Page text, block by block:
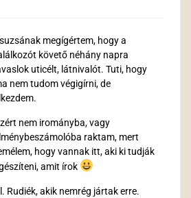
megígértem, hogy a
követő néhány napra
uticélt, látnivalót. Tuti, hogy
nem tudom végigírni, de
nem irományba, vagy
raktam, mert
hogy vannak itt, aki ki tudják
amit írok
Rudiék, akik nemrég jártak erre.